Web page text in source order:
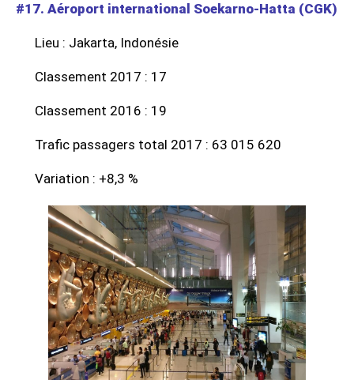
#17. Aéroport international Soekarno-Hatta (CGK)
Lieu : Jakarta, Indonésie
Classement 2017 : 17
Classement 2016 : 19
Trafic passagers total 2017 : 63 015 620
Variation : +8,3 %